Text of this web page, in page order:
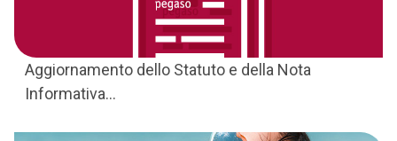
Aggiornamento dello Statuto e della Nota
Informativa...